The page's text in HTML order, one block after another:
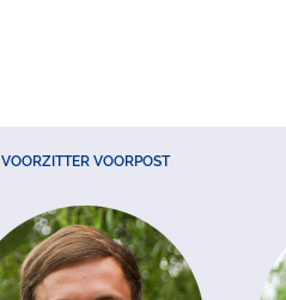
VOORZITTER VOORPOST